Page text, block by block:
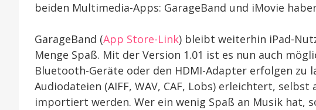
beiden Multimedia-Apps: GarageBand und iMovie
GarageBand (App Store-Link) bleibt weiterhin iPad-
Menge Spaß. Mit der Version 1.01 ist es nun auch
Bluetooth-Geräte oder den HDMI-Adapter erfolgen zu
Audiodateien (AIFF, WAV, CAF, Lobs) erleichtert,
importiert werden. Wer ein wenig Spaß an Musik hat,